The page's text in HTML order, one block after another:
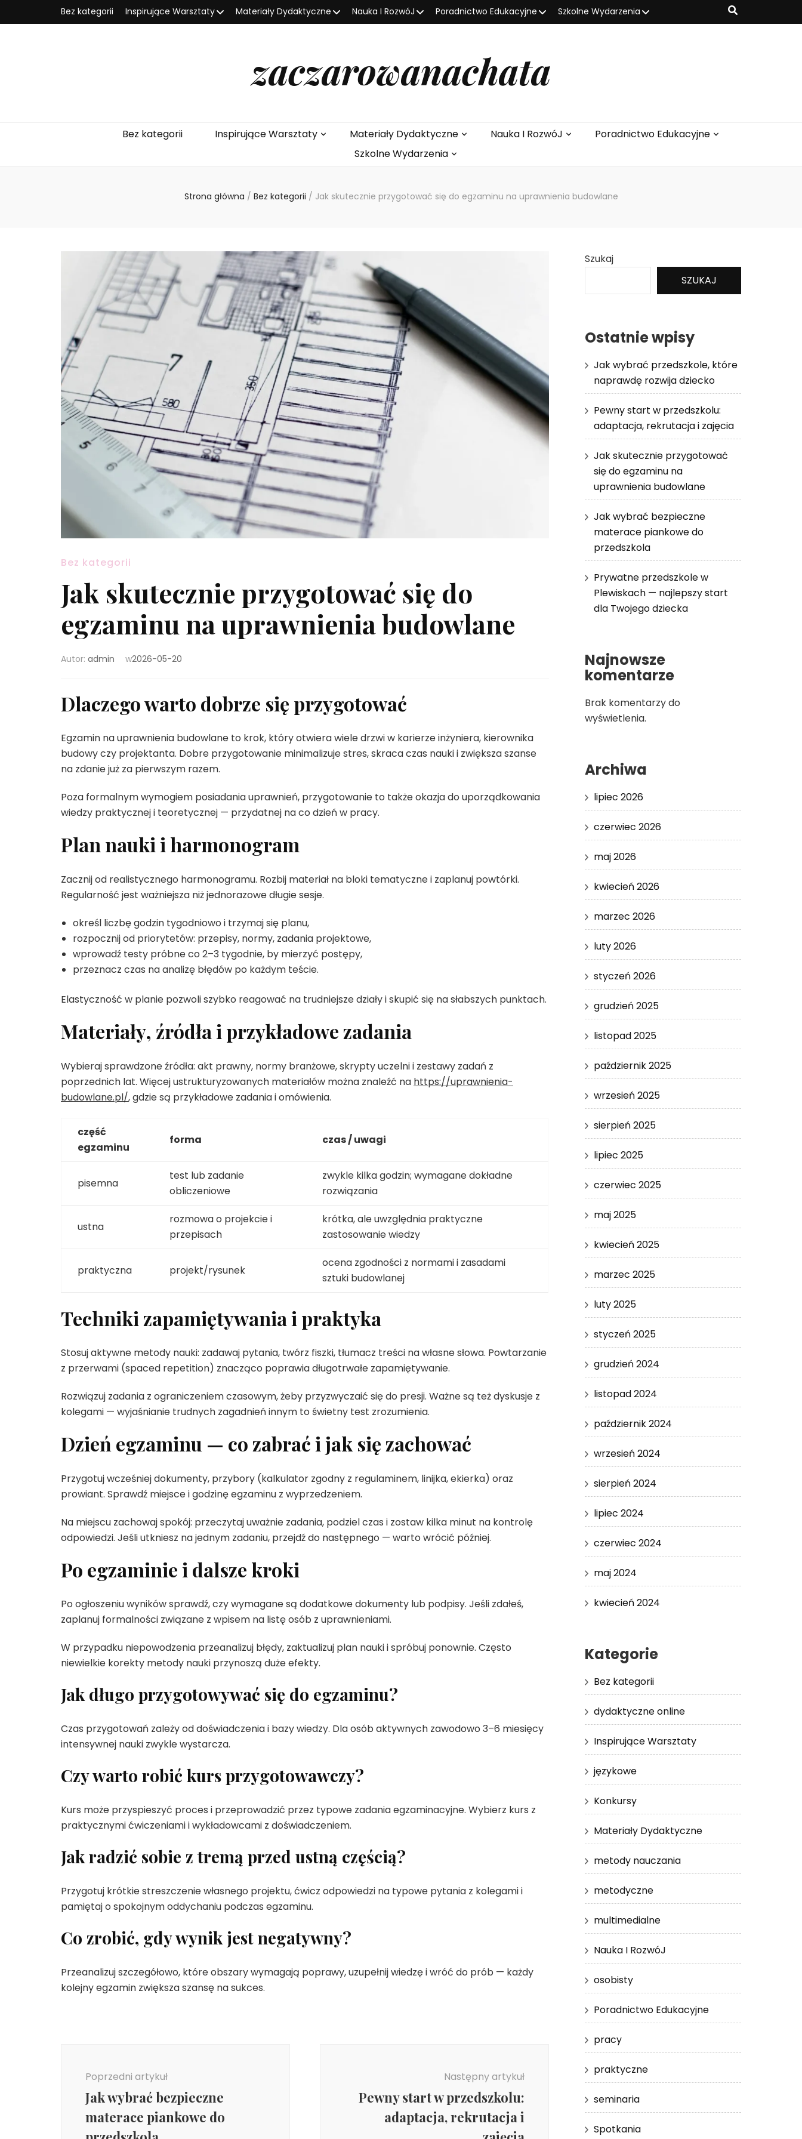
Bez kategorii Inspirujące Warsztaty Materiały Dydaktyczne Nauka I RozwóJ Poradnictwo Edukacyjne Szkolne Wydarzenia
zaczarowanachata
Bez kategorii Inspirujące Warsztaty Materiały Dydaktyczne Nauka I RozwóJ
Poradnictwo Edukacyjne
Szkolne Wydarzenia
Strona główna / Bez kategorii / Jak skutecznie przygotować się do egzaminu na uprawnienia budowlane
Bez kategorii
Jak skutecznie przygotować się do
egzaminu na uprawnienia budowlane
Autor: admin w2026-05-20
Dlaczego warto dobrze się przygotować
Egzamin na uprawnienia budowlane to krok, który otwiera wiele drzwi w karierze inżyniera, kierownika
budowy czy projektanta. Dobre przygotowanie minimalizuje stres, skraca czas nauki i zwiększa szanse
na zdanie już za pierwszym razem.
Poza formalnym wymogiem posiadania uprawnień, przygotowanie to także okazja do uporządkowania
wiedzy praktycznej i teoretycznej — przydatnej na co dzień w pracy.
Plan nauki i harmonogram
Zacznij od realistycznego harmonogramu. Rozbij materiał na bloki tematyczne i zaplanuj powtórki.
Regularność jest ważniejsza niż jednorazowe długie sesje.
określ liczbę godzin tygodniowo i trzymaj się planu,
rozpocznij od priorytetów: przepisy, normy, zadania projektowe,
wprowadź testy próbne co 2–3 tygodnie, by mierzyć postępy,
przeznacz czas na analizę błędów po każdym teście.
Elastyczność w planie pozwoli szybko reagować na trudniejsze działy i skupić się na słabszych punktach.
Materiały, źródła i przykładowe zadania
Wybieraj sprawdzone źródła: akt prawny, normy branżowe, skrypty uczelni i zestawy zadań z
poprzednich lat. Więcej ustrukturyzowanych materiałów można znaleźć na https://uprawnienia-
budowlane.pl/, gdzie są przykładowe zadania i omówienia.
część
egzaminu
forma czas / uwagi
pisemna
test lub zadanie
obliczeniowe
zwykle kilka godzin; wymagane dokładne
rozwiązania
ustna
rozmowa o projekcie i
przepisach
krótka, ale uwzględnia praktyczne
zastosowanie wiedzy
praktyczna projekt/rysunek
ocena zgodności z normami i zasadami
sztuki budowlanej
Techniki zapamiętywania i praktyka
Stosuj aktywne metody nauki: zadawaj pytania, twórz fiszki, tłumacz treści na własne słowa. Powtarzanie
z przerwami (spaced repetition) znacząco poprawia długotrwałe zapamiętywanie.
Rozwiązuj zadania z ograniczeniem czasowym, żeby przyzwyczaić się do presji. Ważne są też dyskusje z
kolegami — wyjaśnianie trudnych zagadnień innym to świetny test zrozumienia.
Dzień egzaminu — co zabrać i jak się zachować
Przygotuj wcześniej dokumenty, przybory (kalkulator zgodny z regulaminem, linijka, ekierka) oraz
prowiant. Sprawdź miejsce i godzinę egzaminu z wyprzedzeniem.
Na miejscu zachowaj spokój: przeczytaj uważnie zadania, podziel czas i zostaw kilka minut na kontrolę
odpowiedzi. Jeśli utkniesz na jednym zadaniu, przejdź do następnego — warto wrócić później.
Po egzaminie i dalsze kroki
Po ogłoszeniu wyników sprawdź, czy wymagane są dodatkowe dokumenty lub podpisy. Jeśli zdałeś,
zaplanuj formalności związane z wpisem na listę osób z uprawnieniami.
W przypadku niepowodzenia przeanalizuj błędy, zaktualizuj plan nauki i spróbuj ponownie. Często
niewielkie korekty metody nauki przynoszą duże efekty.
Jak długo przygotowywać się do egzaminu?
Czas przygotowań zależy od doświadczenia i bazy wiedzy. Dla osób aktywnych zawodowo 3–6 miesięcy
intensywnej nauki zwykle wystarcza.
Czy warto robić kurs przygotowawczy?
Kurs może przyspieszyć proces i przeprowadzić przez typowe zadania egzaminacyjne. Wybierz kurs z
praktycznymi ćwiczeniami i wykładowcami z doświadczeniem.
Jak radzić sobie z tremą przed ustną częścią?
Przygotuj krótkie streszczenie własnego projektu, ćwicz odpowiedzi na typowe pytania z kolegami i
pamiętaj o spokojnym oddychaniu podczas egzaminu.
Co zrobić, gdy wynik jest negatywny?
Przeanalizuj szczegółowo, które obszary wymagają poprawy, uzupełnij wiedzę i wróć do prób — każdy
kolejny egzamin zwiększa szansę na sukces.
Poprzedni artykuł
Jak wybrać bezpieczne
materace piankowe do
Następny artykuł
Pewny start w przedszkolu:
adaptacja, rekrutacja i
Szukaj
SZUKAJ
Ostatnie wpisy
Jak wybrać przedszkole, które
naprawdę rozwija dziecko
Pewny start w przedszkolu:
adaptacja, rekrutacja i zajęcia
Jak skutecznie przygotować
się do egzaminu na
uprawnienia budowlane
Jak wybrać bezpieczne
materace piankowe do
przedszkola
Prywatne przedszkole w
Plewiskach — najlepszy start
dla Twojego dziecka
Najnowsze
komentarze
Brak komentarzy do
wyświetlenia.
Archiwa
lipiec 2026
czerwiec 2026
maj 2026
kwiecień 2026
marzec 2026
luty 2026
styczeń 2026
grudzień 2025
listopad 2025
październik 2025
wrzesień 2025
sierpień 2025
lipiec 2025
czerwiec 2025
maj 2025
kwiecień 2025
marzec 2025
luty 2025
styczeń 2025
grudzień 2024
listopad 2024
październik 2024
wrzesień 2024
sierpień 2024
lipiec 2024
czerwiec 2024
maj 2024
kwiecień 2024
Kategorie
Bez kategorii
dydaktyczne online
Inspirujące Warsztaty
językowe
Konkursy
Materiały Dydaktyczne
metody nauczania
metodyczne
multimedialne
Nauka I RozwóJ
osobisty
Poradnictwo Edukacyjne
pracy
praktyczne
seminaria
Spotkania